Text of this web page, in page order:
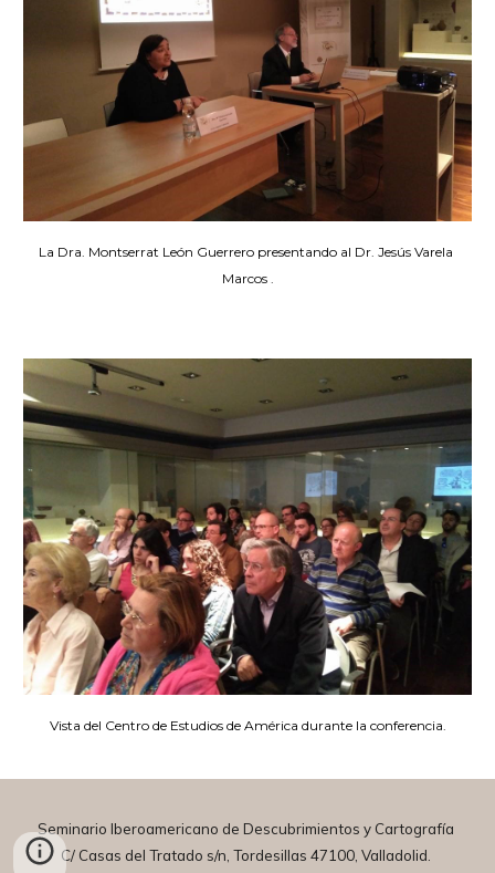
La Dra. Montserrat León Guerrero presentando al Dr. Jesús Varela
Marcos
Vista del Centro de Estudios de América durante la conferencia.
Seminario Iberoamericano de Descubrimientos y Cartografía
C/ Casas del Tratado s/n, Tordesillas 47100, Valladolid.